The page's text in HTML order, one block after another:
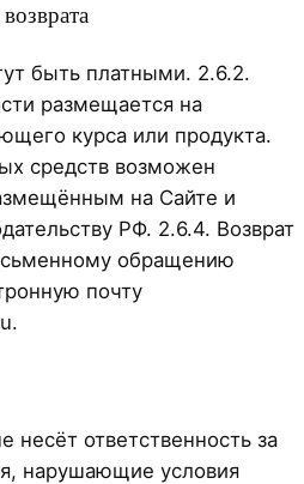
быть платными. 2.6.2.
размещается на
курса или продукта.
средств возможен
на Сайте и
РФ. 2.6.4. Возврат
обращению
почту
несёт ответственность за
нарушающие условия